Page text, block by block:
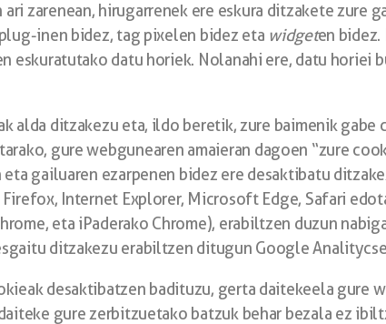
ari zarenean, hirugarrenek ere eskura ditzakete
inen bidez, tag pixelen bidez eta widgeten
eskuratutako datu horiek. Nolanahi ere, datu horiei
alda ditzakezu eta, ildo beretik, zure baimenik
gure webgunearen amaieran dagoen “zure
gailuaren ezarpenen bidez ere desaktibatu
Internet Explorer, Microsoft Edge, Safari
eta iPaderako Chrome), erabiltzen duzun
ditzakezu erabiltzen ditugun Google
desaktibatzen badituzu, gerta daitekeela
gure zerbitzuetako batzuk behar bezala ez